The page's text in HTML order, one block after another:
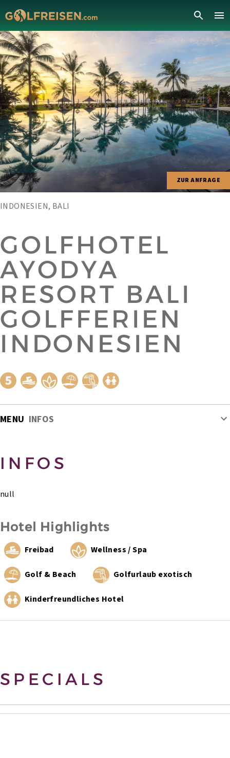
ZUR ANFRAGE
INDONESIEN, BALI
GOLFHOTEL
AYODYA
RESORT BALI
GOLFFERIEN
INDONESIEN
MENU INFOS
INFOS
null
Hotel Highlights
Freibad Wellness / Spa
Golf & Beach Golfurlaub exotisch
Kinderfreundliches Hotel
SPECIALS